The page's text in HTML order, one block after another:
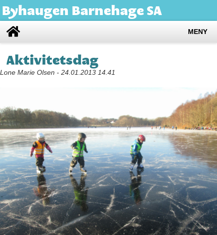
Byhaugen Barnehage SA
MENY
Aktivitetsdag
Lone Marie Olsen - 24.01.2013 14.41